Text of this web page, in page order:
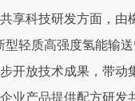
享科技研发方面，由
型轻质高强度氢能输
开放技术成果，带动
业产品提供配方研发